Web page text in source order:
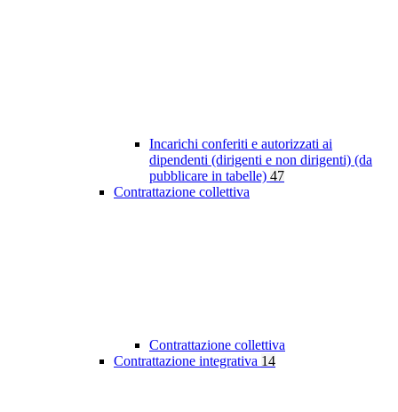
Incarichi conferiti e autorizzati ai
dipendenti (dirigenti e non dirigenti) (da
pubblicare in tabelle) 47
Contrattazione collettiva
Contrattazione collettiva
Contrattazione integrativa 14